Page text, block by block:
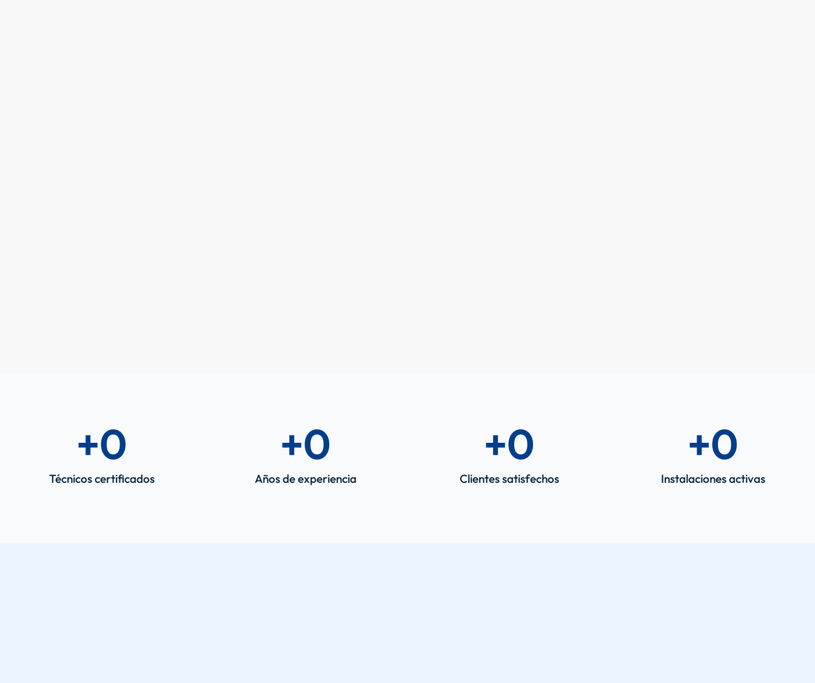
Técnicos certificados
+0
Años de experiencia
+0
Clientes satisfechos
+0
Instalaciones activas
+0